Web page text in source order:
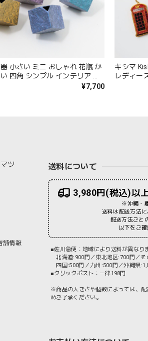
小さい ミニ おしゃれ 花瓶 か
四角 シンプル インテリア 日
麟 Lin 角一輪挿し Lin2094¥7,700
キシマ
レディー
ンドメイ
ツ
舗情報
送料について
3,980円(税込)以
※沖縄・
送料は配送方法に
配送方法ごと
以下をご確
■佐川急便：地域により送料が異なり
北海道:900円／東北地区:700円／そ
四国:500円／九州:500円／沖縄県
■クリックポスト：一律198円
※商品の大きさや個数によっては、
めご了承ください。